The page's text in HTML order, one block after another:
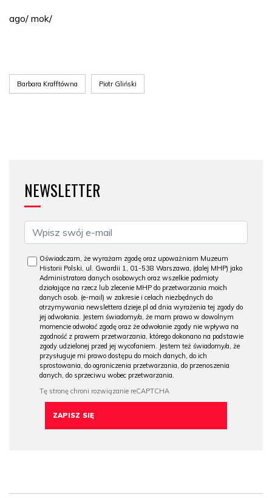
ago/ mok/
Barbara Krafftówna Piotr Gliński
NEWSLETTER
Oświadczam, że wyrażam zgodę oraz upoważniam Muzeum
Historii Polski, ul. Gwardii 1, 01-538 Warszawa, (dalej MHP) jako
Administratora danych osobowych oraz wszelkie podmioty
działające na rzecz lub zlecenie MHP do przetwarzania moich
danych osob. (e-mail) w zakresie i celach niezbędnych do
otrzymywania newslettera dzieje.pl od dnia wyrażenia tej zgody do
jej odwołania. Jestem świadomy/a, że mam prawo w dowolnym
momencie odwołać zgodę oraz że odwołanie zgody nie wpływa na
zgodność z prawem przetwarzania, którego dokonano na podstawie
zgody udzielonej przed jej wycofaniem. Jestem też świadomy/a, że
przysługuje mi prawo dostępu do moich danych, do ich
sprostowania, do ograniczenia przetwarzania, do przenoszenia
danych, do sprzeciwu wobec przetwarzania.